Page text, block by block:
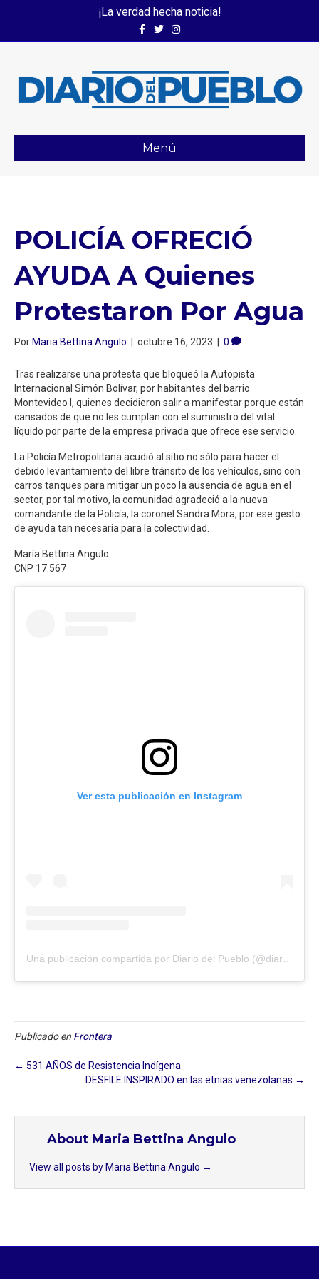
¡La verdad hecha noticia!
FacebookTwitterInstagram
Menú
POLICÍA OFRECIÓ
AYUDA A Quienes
Protestaron Por Agua
PorMaria Bettina Angulo | octubre 16, 2023 | 0
Tras realizarse una protesta que bloqueó la Autopista
Internacional Simón Bolívar, por habitantes del barrio
Montevideo I, quienes decidieron salir a manifestar porque están
cansados de que no les cumplan con el suministro del vital
líquido por parte de la empresa privada que ofrece ese servicio.
La Policía Metropolitana acudió al sitio no sólo para hacer el
debido levantamiento del libre tránsito de los vehículos, sino con
carros tanques para mitigar un poco la ausencia de agua en el
sector, por tal motivo, la comunidad agradeció a la nueva
comandante de la Policía, la coronel Sandra Mora, por ese gesto
de ayuda tan necesaria para la colectividad.
María Bettina Angulo
CNP 17.567
Ver esta publicación en Instagram
Publicado en Frontera
← 531 AÑOS de Resistencia Indígena
DESFILE INSPIRADO en las etnias venezolanas →
About Maria Bettina Angulo
View all posts by Maria Bettina Angulo →